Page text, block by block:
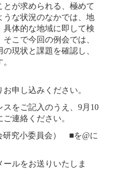
が求められる、極めて
うな状況のなかでは、地
体的な地域に即して検
こで今回の例会では、
現状と課題を確認し、
申し込みください。
をご記入のうえ、9月10
連絡ください。
研究小委員会） ■を@に
ルをお送りいたしま